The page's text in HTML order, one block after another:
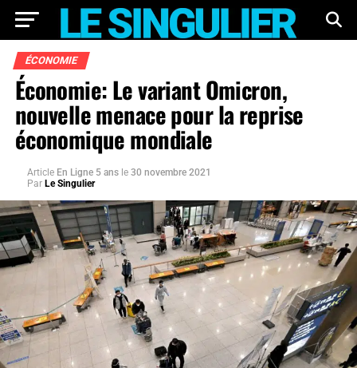
ÉCONOMIE
Économie: Le variant Omicron,
nouvelle menace pour la reprise
économique mondiale
Article En Ligne 5 ans le 30 novembre 2021
Par Le Singulier